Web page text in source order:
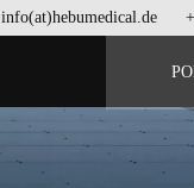
info(at)hebumedical.de